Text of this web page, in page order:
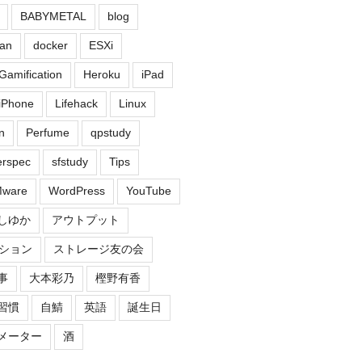
BABYMETAL blog
docker ESXi
Heroku iPad
Lifehack Linux
Perfume qpstudy
sfstudy Tips
WordPress YouTube
ゆか アウトプット
ョン ストレージ友の会
大本彩乃 樫野有香
慣 自鯖 英語 誕生日
ーター 酒